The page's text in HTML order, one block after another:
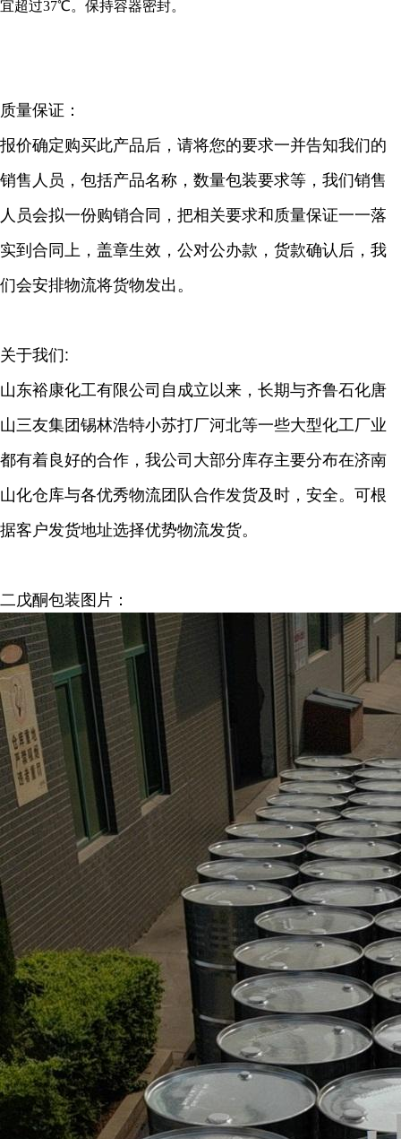
宜超过37℃。保持容器密封。
质量保证：
报价确定购买此产品后，请将您的要求一并告知我们的
销售人员，包括产品名称，数量包装要求等，我们销售
人 员会拟一份购销合同，把相关要求和质量保证一一落
实到合同 上，盖章生效，公对公办款，货款确认后，我
们会安排物流将货物发出。
关于我们:
山东裕康化工有限公司自成立以来，长期与齐鲁石化唐
山三友集团锡林浩特小苏打厂河北等一些大型化工厂业
都有着良好的合作，我公司大部分库存主要分布在济南
山化仓库与各优秀物流团队合作发货及时，安全。可根
据客户发货地址选择优势物流发货。
二戊酮包装图片：